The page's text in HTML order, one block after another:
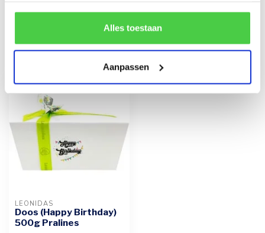
rekening mee dat als je bepaalde cookies blokkeert, het
de correcte werking van de website kan verstoren.
Alles toestaan
Aanpassen
Recent bekeken
LEONIDAS
Doos (Happy Birthday)
500g Pralines